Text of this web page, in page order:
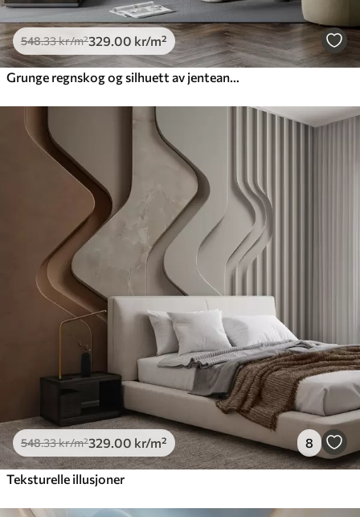
548.33kr/m²329.00 kr/m²
Grunge regnskog og silhuett av jenteansikt
548.33kr/m²329.00 kr/m² 8
Teksturelle illusjoner